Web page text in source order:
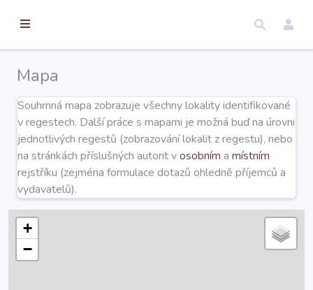
Úvod
Edice
Regesty
Hledat
Mapa
Souhrnná mapa zobrazuje všechny lokality identifikované
v regestech. Další práce s mapami je možná buď na úrovni
jednotlivých regestů (zobrazování lokalit z regestu), nebo
na stránkách příslušných autorit vosobním a místním
rejstříku (zejména formulace dotazů ohledně příjemců a
vydavatelů).
+
−